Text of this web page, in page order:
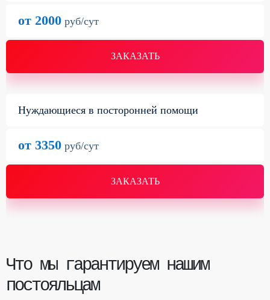
ЗАКАЗАТЬ
от 2000 руб/сут
Нуждающиеся в посторонней помощи
ЗАКАЗАТЬ
от 3350 руб/сут
Что мы гарантируем нашим
постояльцам